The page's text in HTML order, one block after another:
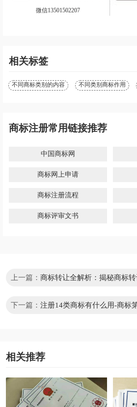
微信13501502207
相关标签
不同商标类别的内容 不同类别商标作用
商标注册常用链接推荐
中国商标网
商标网上申请
商标注册流程
商标评审文书
上一篇： 商标转让全解析：揭秘商标转
下一篇： 注册14类商标有什么用-商标
相关推荐